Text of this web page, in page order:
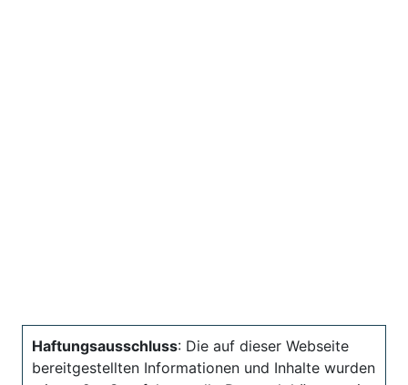
Haftungsausschluss: Die auf dieser Webseite
bereitgestellten Informationen und Inhalte wurden